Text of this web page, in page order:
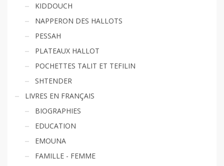
KIDDOUCH
NAPPERON DES HALLOTS
PESSAH
PLATEAUX HALLOT
POCHETTES TALIT ET TEFILIN
SHTENDER
LIVRES EN FRANÇAIS
BIOGRAPHIES
EDUCATION
EMOUNA
FAMILLE - FEMME